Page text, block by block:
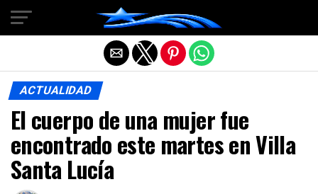
ACTUALIDAD
El cuerpo de una mujer fue
encontrado este martes en Villa
Santa Lucía
Salir de la versión móvil